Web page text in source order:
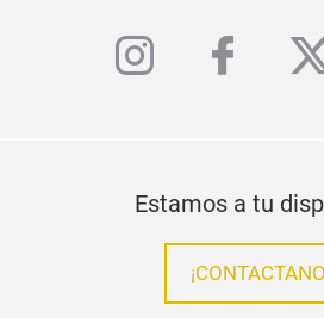
instagram
Estamos a tu